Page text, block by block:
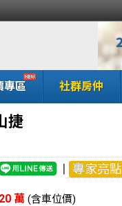
專區 社群房仲
捷
| 專家亮點
萬 (含車位價)